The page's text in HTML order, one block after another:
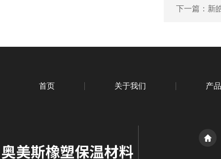
下一篇： 新
首页 关于我们 产